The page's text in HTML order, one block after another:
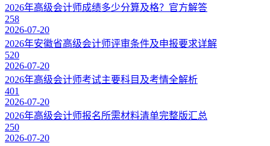
2026年高级会计师成绩多少分算及格？官方解答
258
2026-07-20
2026年安徽省高级会计师评审条件及申报要求详解
520
2026-07-20
2026年高级会计师考试主要科目及考情全解析
401
2026-07-20
2026年高级会计师报名所需材料清单完整版汇总
250
2026-07-20